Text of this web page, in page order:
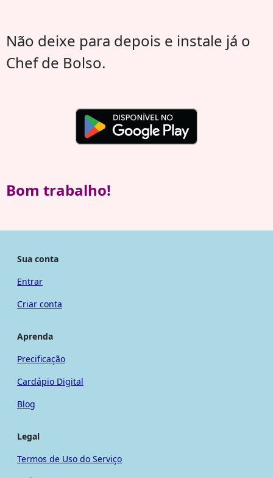
Não deixe para depois e instale já o
Chef de Bolso.
Bom trabalho!
Sua conta
Entrar
Criar conta
Aprenda
Precificação
Cardápio Digital
Blog
Legal
Termos de Uso do Serviço